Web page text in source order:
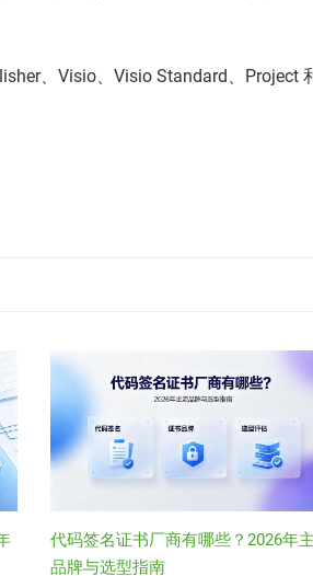
、Visio、Visio Standard、Project
代码签名证书厂商有哪些？2026年
品牌与选型指南